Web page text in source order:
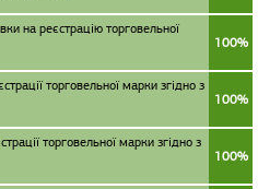
на реєстрацію торговельної
100%
торговельної марки згідно з
100%
торговельної марки згідно з
100%